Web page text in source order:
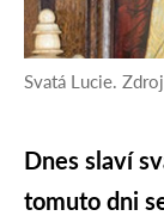
Svatá Lucie.
Dnes slaví
tomuto dni